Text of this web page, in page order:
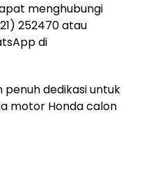
menghubungi
252470 atau
di
dedikasi untuk
motor Honda calon